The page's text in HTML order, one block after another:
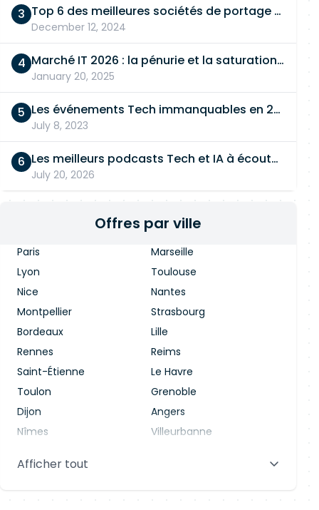
Top 6 des meilleures sociétés de portage salarial
December 12, 2024
Marché IT 2026 : la pénurie et la saturation, en même temps
January 20, 2025
Les événements Tech immanquables en 2026
July 8, 2023
Les meilleurs podcasts Tech et IA à écouter en 2026
July 20, 2026
Offres par ville
Paris
Marseille
Lyon
Toulouse
Nice
Nantes
Montpellier
Strasbourg
Bordeaux
Lille
Rennes
Reims
Saint-Étienne
Le Havre
Toulon
Grenoble
Dijon
Angers
Nîmes
Villeurbanne
Aix-en-Provence
Afficher tout